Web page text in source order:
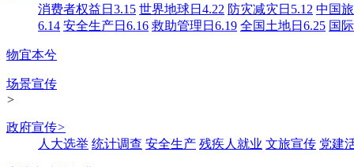
消费者权益日3.15 世界地球日4.22 防灾减灾日5.12 中国
6.14 安全生产日6.16 救助管理日6.19 全国土地日6.25 国
物宜本兮
场景宣传
>
政府宣传>
人大选举 统计调查 安全生产 残疾人就业 文旅宣传 党建